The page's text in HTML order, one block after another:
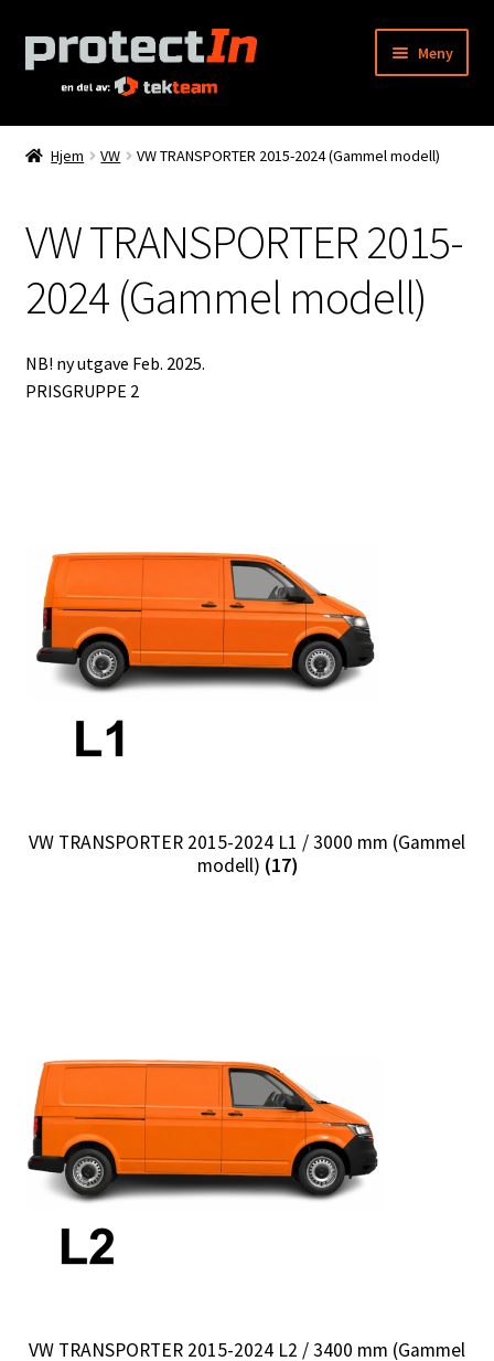
Hopp
til
navigasjon
Hopp
til
innhold
Meny
Hjem
Bestilling
Kontakt oss
Produktkatalog
Hjem VW VW TRANSPORTER 2015-2024 (Gammel modell)
VW TRANSPORTER 2015-
2024 (Gammel modell)
NB! ny utgave Feb. 2025.
PRISGRUPPE 2
VW TRANSPORTER 2015-2024 L1 / 3000 mm (Gammel
modell) (17)
VW TRANSPORTER 2015-2024 L2 / 3400 mm (Gammel